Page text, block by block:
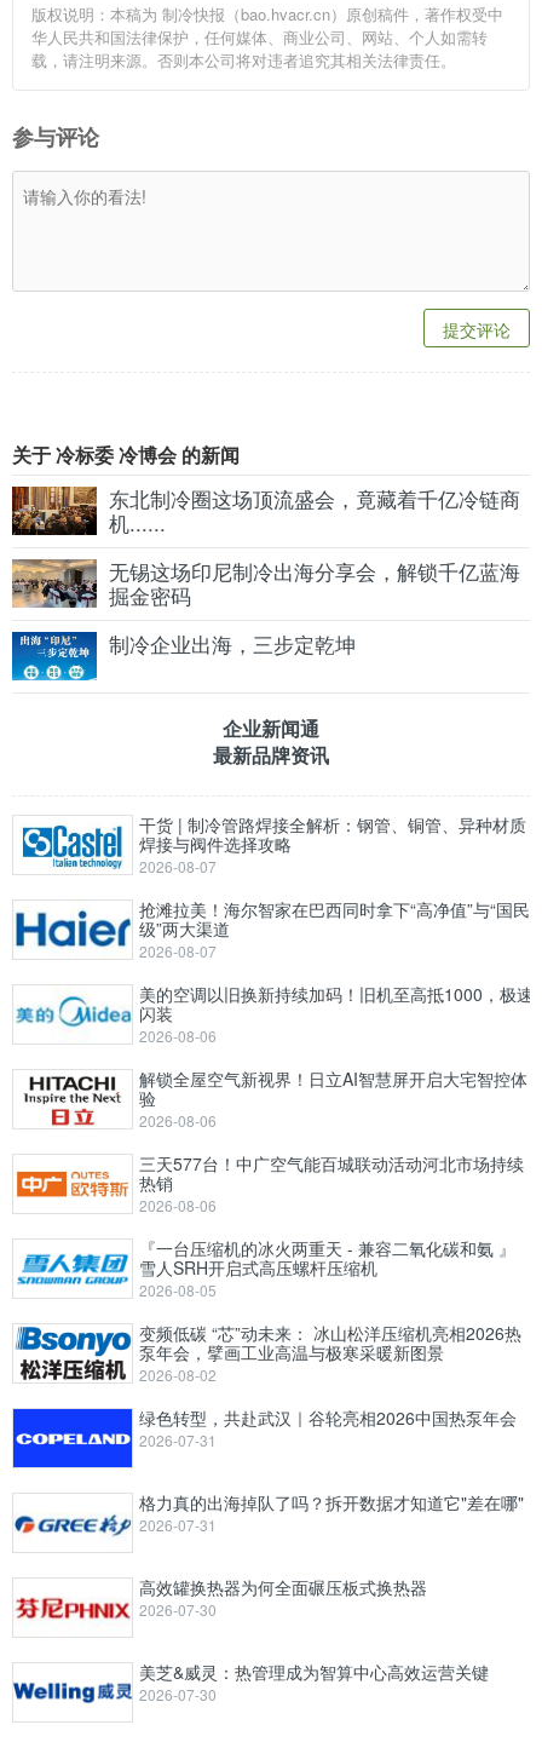
版权说明：本稿为 制冷快报（bao.hvacr.cn）原创稿件，著作权受中
华人民共和国法律保护，任何媒体、商业公司、网站、个人如需转
载，请注明来源。否则本公司将对违者追究其相关法律责任。
参与评论
提交评论
关于 冷标委 冷博会 的新闻
东北制冷圈这场顶流盛会，竟藏着千亿冷链商
机......
无锡这场印尼制冷出海分享会，解锁千亿蓝海
掘金密码
制冷企业出海，三步定乾坤
企业新闻通
最新品牌资讯
干货 | 制冷管路焊接全解析：钢管、铜管、异种材质
焊接与阀件选择攻略
2026-08-07
抢滩拉美！海尔智家在巴西同时拿下“高净值”与“国民
级”两大渠道
2026-08-07
美的空调以旧换新持续加码！旧机至高抵1000，极速
闪装
2026-08-06
解锁全屋空气新视界！日立AI智慧屏开启大宅智控体
验
2026-08-06
三天577台！中广空气能百城联动活动河北市场持续
热销
2026-08-06
『一台压缩机的冰火两重天 - 兼容二氧化碳和氨 』
雪人SRH开启式高压螺杆压缩机
2026-08-05
变频低碳 “芯”动未来： 冰山松洋压缩机亮相2026热
泵年会，擘画工业高温与极寒采暖新图景
2026-08-02
绿色转型，共赴武汉｜谷轮亮相2026中国热泵年会
2026-07-31
格力真的出海掉队了吗？拆开数据才知道它"差在哪"
2026-07-31
高效罐换热器为何全面碾压板式换热器
2026-07-30
美芝&威灵：热管理成为智算中心高效运营关键
2026-07-30